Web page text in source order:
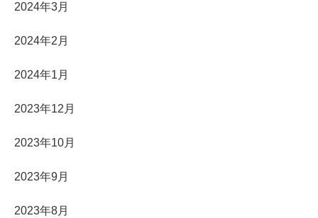
2024年3月
2024年2月
2024年1月
2023年12月
2023年10月
2023年9月
2023年8月